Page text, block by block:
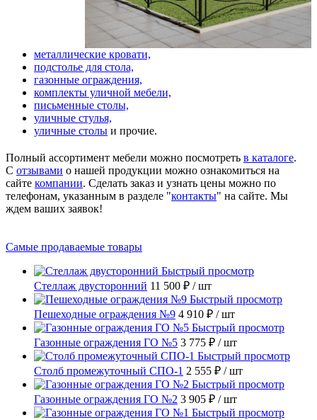
металлические кровати,
подстолье для стола,
газонные ограждения,
комплекты уличной мебели,
письменные столы,
уличные стулья,
уличные столы и прочие.
Полный ассортимент мебели можно посмотреть в каталоге.
С отзывами о нашей продукции можно ознакомиться на
сайте компании. Сделать заказ и узнать цены можно по
телефонам, указанным в разделе "контакты" на сайте. Мы
ждем ваших заявок!
Самые продаваемые товары
Быстрый просмотр
Стеллаж двусторонний 11 500 ₽ / шт
Быстрый просмотр
Пешеходные ограждения №9 4 910 ₽ / шт
Быстрый просмотр
Газонные ограждения ГО №5 3 775 ₽ / шт
Быстрый просмотр
Столб промежуточный СПО-1 2 555 ₽ / шт
Быстрый просмотр
Газонные ограждения ГО №2 3 905 ₽ / шт
Быстрый просмотр